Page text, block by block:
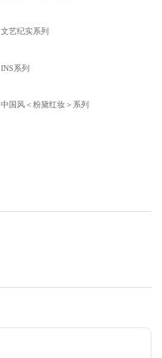
文艺纪实系列
INS系列
中国风＜粉黛红妆＞系列